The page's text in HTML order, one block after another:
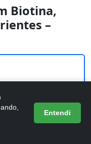
Biotina,
–
Entendi